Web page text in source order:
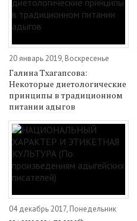
20 январь 2019, Воскресенье
Галина Тхагапсова:
Некоторые диетологические
принципы в традиционном
питании адыгов
04 декабрь 2017, Понедельник